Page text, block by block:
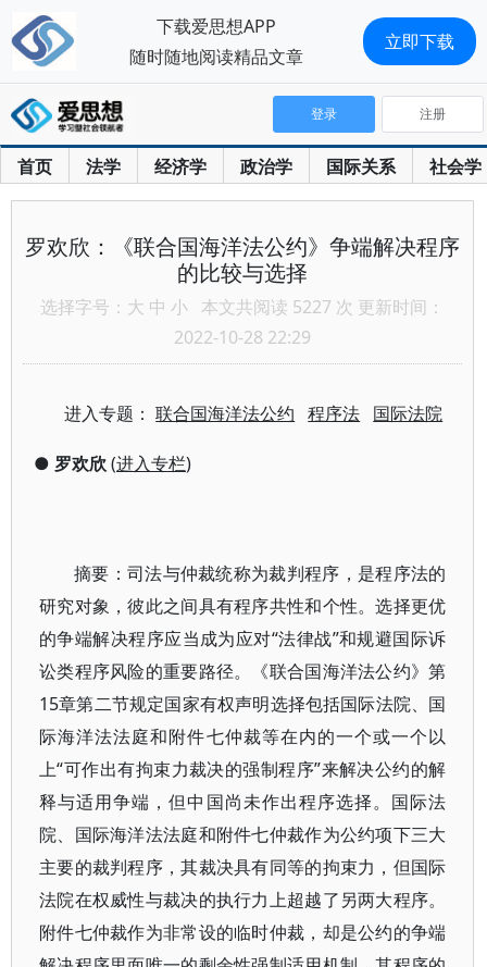
首页 法学 经济学 政治学 国际关系 社会学
登录 注册
罗欢欣：《联合国海洋法公约》争端解决程序
的比较与选择
选择字号： 大 中 小 本文共阅读 5227 次 更新时间：
2022-10-28 22:29
进入专题：联合国海洋法公约 程序法 国际法院
● 罗欢欣(进入专栏)
摘要：司法与仲裁统称为裁判程序，是程序法的
研究对象，彼此之间具有程序共性和个性。选择更优
的争端解决程序应当成为应对“法律战”和规避国际诉
讼类程序风险的重要路径。《联合国海洋法公约》第
15章第二节规定国家有权声明选择包括国际法院、国
际海洋法法庭和附件七仲裁等在内的一个或一个以
上“可作出有拘束力裁决的强制程序”来解决公约的解
释与适用争端，但中国尚未作出程序选择。国际法
院、国际海洋法法庭和附件七仲裁作为公约项下三大
主要的裁判程序，其裁决具有同等的拘束力，但国际
法院在权威性与裁决的执行力上超越了另两大程序。
附件七仲裁作为非常设的临时仲裁，却是公约的争端
下载爱思想APP
随时随地阅读精品文章
立即下载